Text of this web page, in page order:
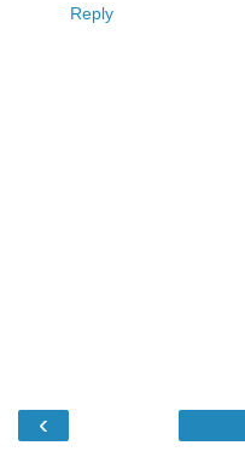
Reply
‹